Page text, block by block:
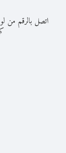
اتصل بالرقم من